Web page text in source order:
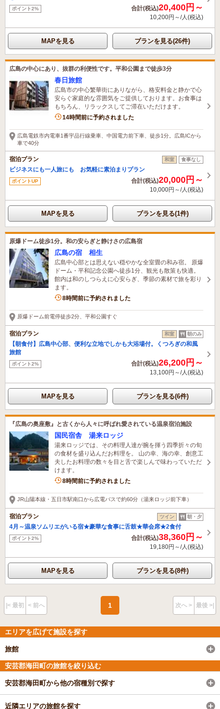
ポイント2% 合計(税込)20,400円～
10,200円～/人(税込)
MAPを見る プランを見る(26件)
広島の中心にあり、抜群の利便性です。平和公園まで徒歩3分
春日旅館
広島市の中心繁華街にありながら、格安料金と静かで心
安らぐ家庭的な雰囲気をご提供しております。お食事は
もちろん、リラックスしてご滞在いただけます。
14時間前に予約されました
広島電鉄市内電車1番宇品行線乗車、中国電力前下車、徒歩1分。広島ICから
車で40分
宿泊プラン 和室 食事なし
ビジネスにも一人旅にも お気軽に素泊まりプラン
ポイントUP 合計(税込)20,000円～
10,000円～/人(税込)
MAPを見る プランを見る(1件)
原爆ドーム徒歩1分。和の安らぎと静けさの広島宿
広島の宿 相生
広島中心部とは思えない穏やかな全室畳の和み宿。 原爆
ドーム・平和記念公園へ徒歩1分、観光も散策も快適。
館内は和のしつらえに心安らぎ、季節の素材で旅を彩り
ます。
8時間前に予約されました
原爆ドーム前電停徒歩2分、平和公園すぐ
宿泊プラン 和室 朝のみ
【朝食付】広島中心部、便利な立地でしかも大浴場付。くつろぎの和風
旅館
ポイント2% 合計(税込)26,200円～
13,100円～/人(税込)
MAPを見る プランを見る(6件)
『広島の奥座敷』と古くから人々に呼ばれ愛されている温泉宿泊施設
国民宿舎 湯来ロッジ
湯来ロッジでは、その料理人達が腕を揮う四季折々の旬
の食材を盛り込んだお料理を。 山の幸、海の幸、創意工
夫したお料理の数々を目と舌で楽しんで味わっていただ
けます。
8時間前に予約されました
JR山陽本線・五日市駅南口から広電バスで約60分（湯来ロッジ前下車）
宿泊プラン ツイン 朝・夕
4月～温泉ソムリエがいる宿★豪華な食事に舌鼓★華会席★2食付
ポイント2% 合計(税込)38,360円～
19,180円～/人(税込)
MAPを見る プランを見る(8件)
|< 最初 < 前へ 1 次へ > 最後 >|
エリアを広げて施設を探す
旅館
安芸郡海田町の旅館を絞り込む
安芸郡海田町から他の宿種別で探す
近隣エリアの旅館を探す